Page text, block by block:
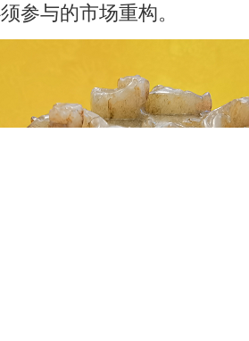
参与的市场重构。